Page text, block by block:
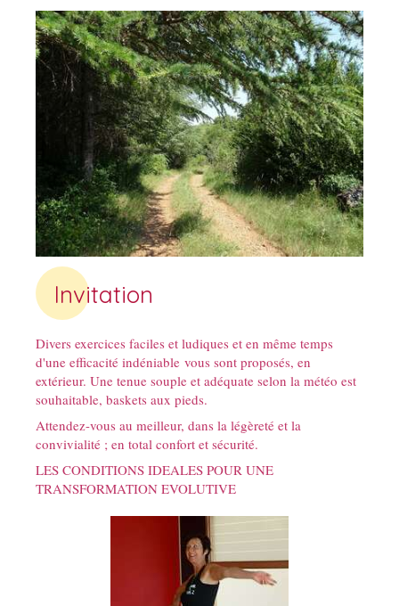
Invitation
Divers exercices faciles et ludiques et en même temps
d'une efficacité indéniable vous sont proposés, en
extérieur. Une tenue souple et adéquate selon la météo est
souhaitable, baskets aux pieds.
Attendez-vous au meilleur, dans la légèreté et la
convivialité ; en total confort et sécurité.
LES CONDITIONS IDEALES POUR UNE
TRANSFORMATION EVOLUTIVE